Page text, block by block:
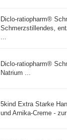
Diclo-ratiopharm®
Schmerzstillendes,
...
Diclo-ratiopharm®
Natrium ...
5kind Extra Starke
und Arnika-Creme -